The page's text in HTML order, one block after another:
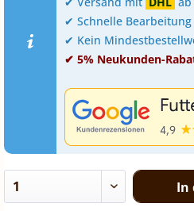
✔ Schnelle Bearbeitung
✔ Kein
✔ 5% Neukunden-
In